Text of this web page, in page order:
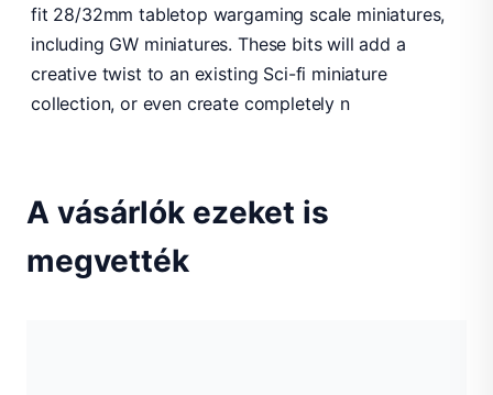
fit 28/32mm tabletop wargaming scale miniatures,
including GW miniatures. These bits will add a
creative twist to an existing Sci-fi miniature
collection, or even create completely n
A vásárlók ezeket is
megvették